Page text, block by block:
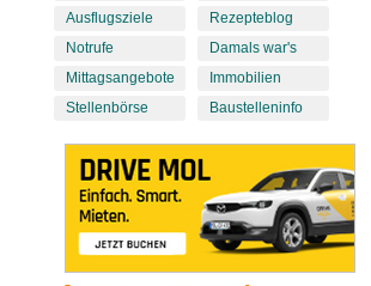
Ausflugsziele
Notrufe
Mittagsangebote
Stellenbörse
Rezepteblog
Damals war's
Immobilien
Baustelleninfo